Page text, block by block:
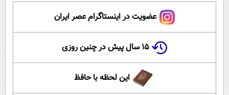
عضویت در اینستاگرام عصر ایران
۱۵ سال پیش در چنین روزی
این لحظه با حافظ